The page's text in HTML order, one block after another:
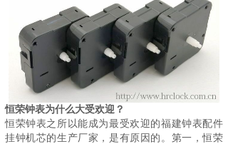
恒荣钟表为什么大受欢迎？
恒荣钟表之所以能成为最受欢迎的福建钟表配件
挂钟机芯的生产厂家，是有原因的。第一，恒荣